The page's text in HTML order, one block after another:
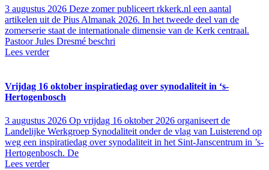
3 augustus 2026 Deze zomer publiceert rkkerk.nl een aantal
artikelen uit de Pius Almanak 2026. In het tweede deel van de
zomerserie staat de internationale dimensie van de Kerk centraal.
Pastoor Jules Dresmé beschri
Lees verder
Vrijdag 16 oktober inspiratiedag over synodaliteit in ‘s-
Hertogenbosch
3 augustus 2026 Op vrijdag 16 oktober 2026 organiseert de
Landelijke Werkgroep Synodaliteit onder de vlag van Luisterend op
weg een inspiratiedag over synodaliteit in het Sint-Janscentrum in ’s-
Hertogenbosch. De
Lees verder